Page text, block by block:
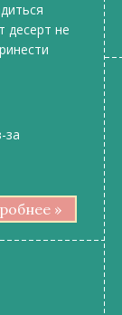
десерт не
за
»